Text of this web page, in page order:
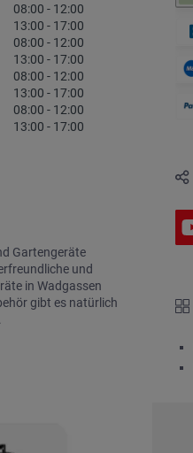
08:00 - 12:00
13:00 - 17:00
08:00 - 12:00
13:00 - 17:00
08:00 - 12:00
13:00 - 17:00
08:00 - 12:00
13:00 - 17:00
Gartengeräte
und
in Wadgassen
gibt es natürlich